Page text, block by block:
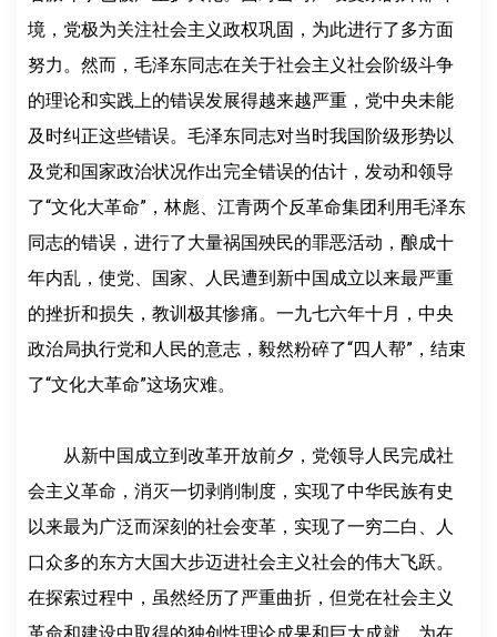
境，党极为关注社会主义政权巩固，为此进行了多方面
努力。然而，毛泽东同志在关于社会主义社会阶级斗争
的理论和实践上的错误发展得越来越严重，党中央未能
及时纠正这些错误。毛泽东同志对当时我国阶级形势以
及党和国家政治状况作出完全错误的估计，发动和领导
了“文化大革命”，林彪、江青两个反革命集团利用毛泽东
同志的错误，进行了大量祸国殃民的罪恶活动，酿成十
年内乱，使党、国家、人民遭到新中国成立以来最严重
的挫折和损失，教训极其惨痛。一九七六年十月，中央
政治局执行党和人民的意志，毅然粉碎了“四人帮”，结束
了“文化大革命”这场灾难。
从新中国成立到改革开放前夕，党领导人民完成社
会主义革命，消灭一切剥削制度，实现了中华民族有史
以来最为广泛而深刻的社会变革，实现了一穷二白、人
口众多的东方大国大步迈进社会主义社会的伟大飞跃。
在探索过程中，虽然经历了严重曲折，但党在社会主义